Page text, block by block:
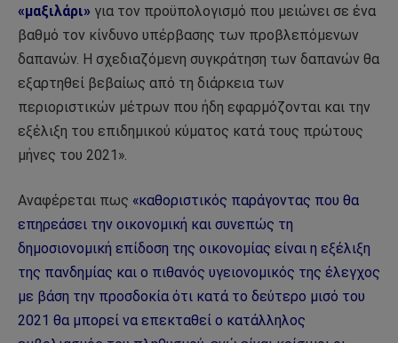
«μαξιλάρι» για τον προϋπολογισμό που μειώνει σε ένα
βαθμό τον κίνδυνο υπέρβασης των προβλεπόμενων
δαπανών. Η σχεδιαζόμενη συγκράτηση των δαπανών θα
εξαρτηθεί βεβαίως από τη διάρκεια των
περιοριστικών μέτρων που ήδη εφαρμόζονται και την
εξέλιξη του επιδημικού κύματος κατά τους πρώτους
μήνες του 2021».
Αναφέρεται πως «καθοριστικός παράγοντας που θα
επηρεάσει την οικονομική και συνεπώς τη
δημοσιονομική επίδοση της οικονομίας είναι η εξέλιξη
της πανδημίας και ο πιθανός υγειονομικός της έλεγχος
με βάση την προσδοκία ότι κατά το δεύτερο μισό του
2021 θα μπορεί να επεκταθεί ο κατάλληλος